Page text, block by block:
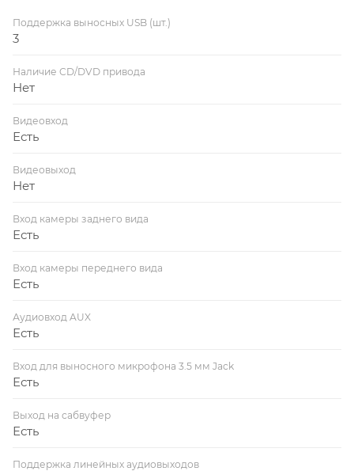
Поддержка выносных USB (шт.)
3
Наличие CD/DVD привода
Нет
Видеовход
Есть
Видеовыход
Нет
Вход камеры заднего вида
Есть
Вход камеры переднего вида
Есть
Аудиовход AUX
Есть
Вход для выносного микрофона 3.5 мм Jack
Есть
Выход на сабвуфер
Есть
Поддержка линейных аудиовыходов